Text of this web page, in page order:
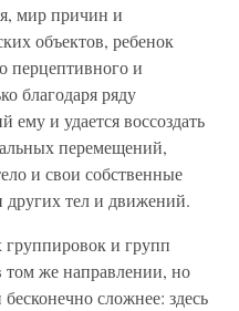
мир причин и
объектов, ребенок
перцептивного и
благодаря ряду
ему и удается воссоздать
перемещений,
и свои собственные
других тел и движений.
и групп
же направлении, но
сложнее: здесь